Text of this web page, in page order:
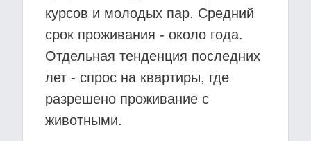
курсов и молодых пар. Средний
срок проживания - около года.
Отдельная тенденция последних
лет - спрос на квартиры, где
разрешено проживание с
животными.